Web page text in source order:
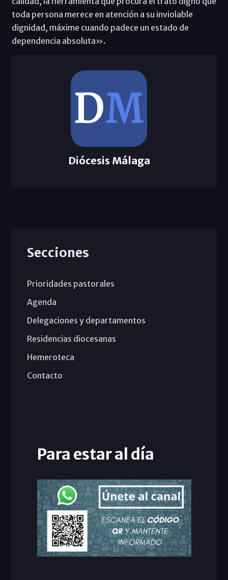
toda persona merece en atención a su inviolable
dignidad, máxime cuando padece un estado de
dependencia absoluta».
Diócesis Málaga
Secciones
Prioridades pastorales
Agenda
Delegaciones y departamentos
Residencias diocesanas
Hemeroteca
Contacto
Para estar al día